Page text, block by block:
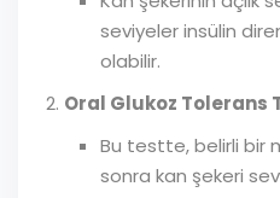
seviyeler insülin
olabilir.
Oral Glukoz Tolerans
Bu testte, belirli bir
sonra kan şekeri